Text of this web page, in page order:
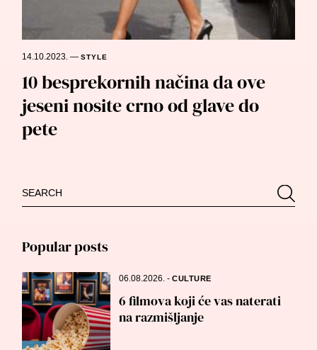
14.10.2023.—STYLE
10 besprekornih načina da ove
jeseni nosite crno od glave do
pete
Search
for:
Popular posts
06.08.2026.-CULTURE
6 filmova koji će vas naterati
na razmišljanje